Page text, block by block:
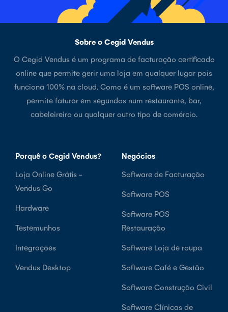
Sobre o Cegid Vendus
O Cegid Vendus é um programa de facturação certificado
online que permite gerir uma loja em qualquer lugar pois
funciona 100% na cloud. Como é um software POS online,
permite faturar em segundos num restaurante, bar,
cabeleireiro ou qualquer outro tipo de comércio.
Porquê o Cegid Vendus?
Loja Online Grátis -
Vendus Go
Hardware
Testemunhos
Integrações
Vendus Desktop
Negócios
Software de Facturação
Software POS
Software POS
Restauração
Software Loja de roupa
Software Café e Gestão
Software Construção Civil
Software Clínicas de